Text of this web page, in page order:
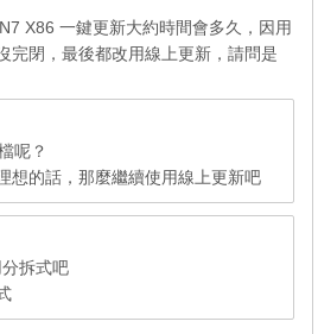
X86 一鍵更新大約時間會多久，因用
完閉，最後都改用線上更新，請問是
呢？
想的話，那麼繼續使用線上更新吧
拆式吧